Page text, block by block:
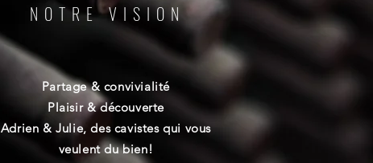
NOTRE VISION
Partage & convivialité
Plaisir & découverte
Adrien & Julie, des cavistes qui vous
veulent du bien!